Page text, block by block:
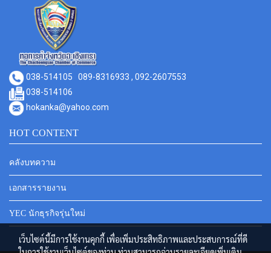
038-514105 089-8316933 , 092-2607553
038-514106
hokanka@yahoo.com
HOT CONTENT
คลังบทความ
เอกสารรายงาน
YEC นักธุรกิจรุ่นใหม่
เว็บไซต์นี้มีการใช้งานคุกกี้ เพื่อเพิ่มประสิทธิภาพและประสบการณ์ที่ดี